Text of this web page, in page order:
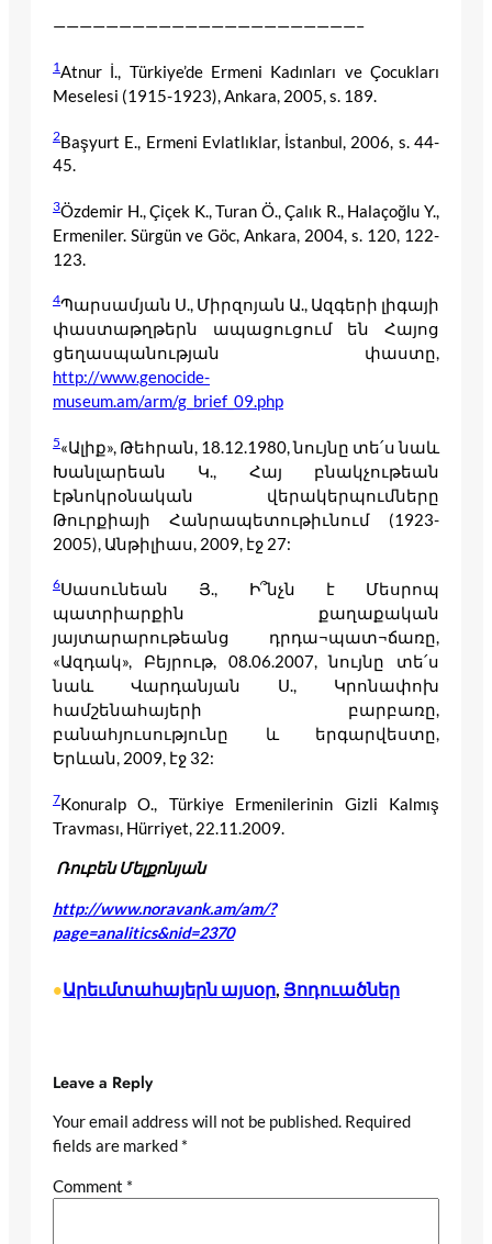
———————————————————————–
1Atnur İ., Türkiye’de Ermeni Kadınları ve Çocukları
Meselesi (1915-1923), Ankara, 2005, s. 189.
2Başyurt E., Ermeni Evlatlıklar, İstanbul, 2006, s. 44-
45.
3Özdemir H., Çiçek K., Turan Ö., Çalık R., Halaçoğlu Y.,
Ermeniler. Sürgün ve Göc, Ankara, 2004, s. 120, 122-
123.
4Պարսամյան Ս., Միրզոյան Ա., Ազգերի լիգայի
փաստաթղթերն ապացուցում են Հայոց
ցեղասպանության փաստը,
http://www.genocide-
museum.am/arm/g_brief_09.php
5«Ալիք», Թեհրան, 18.12.1980, նույնը տե՛ս նաև
Խանլարեան Կ., Հայ բնակչութեան
էթնոկրօնական վերակերպումները
Թուրքիայի Հանրապետութիւնում (1923-
2005), Անթիլիաս, 2009, էջ 27:
6Սասունեան Յ., Ի՞նչն է Մեսրոպ
պատրիարքին քաղաքական
յայտարարութեանց դրդա¬պատ¬ճառը,
«Ազդակ», Բեյրութ, 08.06.2007, նույնը տե՛ս
նաև Վարդանյան Ս., Կրոնափոխ
համշենահայերի բարբառը,
բանահյուսությունը և երգարվեստը,
Երևան, 2009, էջ 32:
7Konuralp O., Türkiye Ermenilerinin Gizli Kalmış
Travması, Hürriyet, 22.11.2009.
Ռուբեն Մելքոնյան
http://www.noravank.am/am/?
page=analitics&nid=2370
•Արեւմտահայերն այսօր, Յոդուածներ
Leave a Reply
Your email address will not be published. Required
fields are marked *
Comment *